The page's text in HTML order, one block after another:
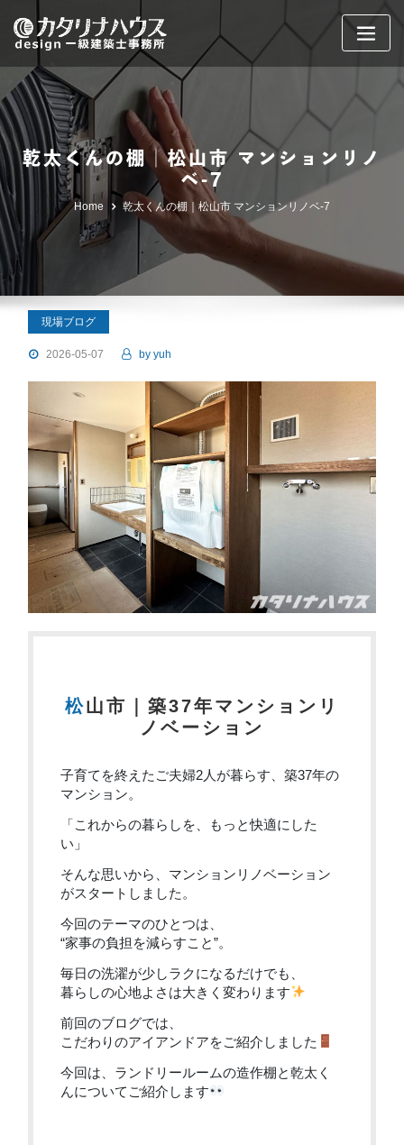
content
乾太くんの棚｜松山市 マンションリノ
ベ-7
Home 乾太くんの棚｜松山市 マンションリノベ-7
現場ブログ
2026-05-07 by yuh
松山市｜築37年マンションリ
ノベーション
子育てを終えたご夫婦2人が暮らす、築37年の
マンション。
「これからの暮らしを、もっと快適にした
い」
そんな思いから、マンションリノベーション
がスタートしました。
今回のテーマのひとつは、
“家事の負担を減らすこと”。
毎日の洗濯が少しラクになるだけでも、
暮らしの心地よさは大きく変わります
前回のブログでは、
こだわりのアイアンドアをご紹介しました
今回は、ランドリールームの造作棚と乾太く
んについてご紹介します